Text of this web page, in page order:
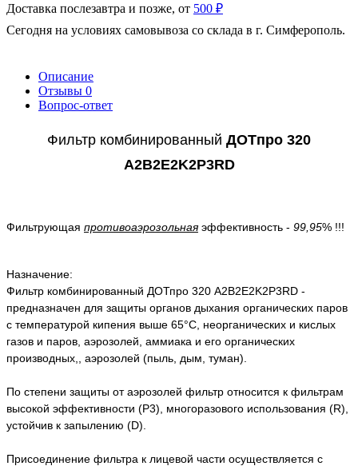
Доставка послезавтра и позже, от 500 ₽
Сегодня на условиях самовывоза со склада в г. Симферополь.
Описание
Отзывы 0
Вопрос-ответ
Фильтр комбинированный ДОТпро 320
A2B2E2K2Р3RD
Фильтрующая противоаэрозольнаяэффективность - 99,95% !!!
Назначение:
Фильтр комбинированный ДОТпро 320 A2B2E2K2Р3RD -
предназначен для защиты органов дыхания органических паров
с температурой кипения выше 65°С, неорганических и кислых
газов и паров, аэрозолей, аммиака и его органических
производных,, аэрозолей (пыль, дым, туман)
По степени защиты от аэрозолей фильтр относится к фильтрам
высокой эффективности (P3), многоразового использования (R),
устойчив к запылению (D).
Присоединение фильтра к лицевой части осуществляется с